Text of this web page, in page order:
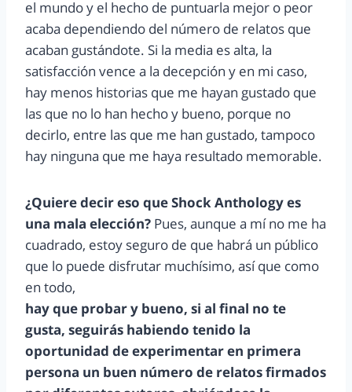
el mundo y el hecho de puntuarla mejor o peor
acaba dependiendo del número de relatos que
acaban gustándote. Si la media es alta, la
satisfacción vence a la decepción y en mi caso,
hay menos historias que me hayan gustado que
las que no lo han hecho y bueno, porque no
decirlo, entre las que me han gustado, tampoco
hay ninguna que me haya resultado memorable.
¿Quiere decir eso que Shock Anthology es
una mala elección? Pues, aunque a mí no me ha
cuadrado, estoy seguro de que habrá un público
que lo puede disfrutar muchísimo, así que como
en todo,
hay que probar y bueno, si al final no te
gusta, seguirás habiendo tenido la
oportunidad de experimentar en primera
persona un buen número de relatos firmados